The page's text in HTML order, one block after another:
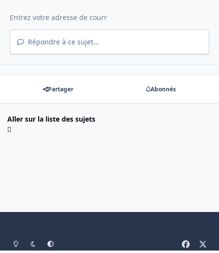
Répondre à ce sujet…
Partager Abonnés
Aller sur la liste des sujets
Light ModeMode sombreSystem Preference